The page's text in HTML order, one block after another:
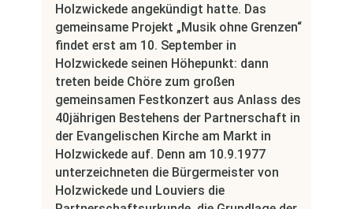
Holzwickede angekündigt hatte. Das
gemeinsame Projekt „Musik ohne Grenzen“
findet erst am 10. September in
Holzwickede seinen Höhepunkt: dann
treten beide Chöre zum großen
gemeinsamen Festkonzert aus Anlass des
40jährigen Bestehens der Partnerschaft in
der Evangelischen Kirche am Markt in
Holzwickede auf. Denn am 10.9.1977
unterzeichneten die Bürgermeister von
Holzwickede und Louviers die